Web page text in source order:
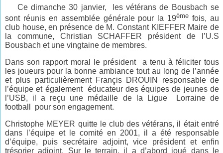
Ce dimanche 30 janvier, les vétérans de Bousbach se
sont réunis en assemblée générale pour la 19ème fois, au
club house, en présence de M. Constant KIEFFER Maire de
la commune, Christian SCHAFFER président de l’U.S
Bousbach et une vingtaine de membres.
Dans son rapport moral le président a tenu à féliciter tous
les joueurs pour la bonne ambiance tout au long de l’année
et plus particulièrement Françis DROUIN responsable de
l’équipe et également éducateur des équipes de jeunes de
l’USB, il a reçu une médaille de la Ligue Lorraine de
football pour son engagement.
Christophe MEYER quitte le club des vétérans, il était entré
dans l’équipe et le comité en 2001, il a été responsable
d’équipe, puis secrétaire adjoint, vice président et enfin
trésorier adjoint. Sur le terrain, il a d’abord joué dans le